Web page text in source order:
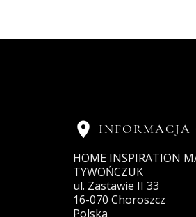

INFORMACJA
HOME INSPIRATION
TYWOŃCZUK
ul. Zastawie II 33
16-070 Choroszcz
Polska